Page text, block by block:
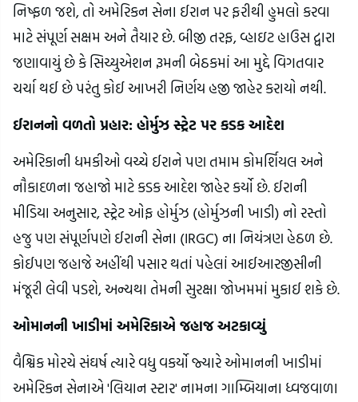
નિષ્ફળ જશે, તો અમેરિકન સેના ઈરાન પર ફરીથી હુમલો કરવા
માટે સંપૂર્ણ સક્ષમ અને તૈયાર છે. બીજી તરફ, વ્હાઇટ હાઉસ દ્વારા
જણાવાયું છે કે સિચ્યુએશન રૂમની બેઠકમાં આ મુદ્દે વિગતવાર
ચર્ચા થઈ છે પરંતુ કોઈ આખરી નિર્ણય હજી જાહેર કરાયો નથી.
ઈરાનનો વળતો પ્રહાર: હોર્મુઝ સ્ટ્રેટ પર કડક આદેશ
અમેરિકાની ધમકીઓ વચ્ચે ઈરાને પણ તમામ કોમર્શિયલ અને
નૌકાદળના જહાજો માટે કડક આદેશ જાહેર કર્યો છે. ઈરાની
મીડિયા અનુસાર, સ્ટ્રેટ ઓફ હોર્મુઝ (હોર્મુઝની ખાડી) નો રસ્તો
હજુ પણ સંપૂર્ણપણે ઈરાની સેના (IRGC) ના નિયંત્રણ હેઠળ છે.
કોઈપણ જહાજે અહીંથી પસાર થતાં પહેલાં આઈઆરજીસીની
મંજૂરી લેવી પડશે, અન્યથા તેમની સુરક્ષા જોખમમાં મુકાઈ શકે છે.
ઓમાનની ખાડીમાં અમેરિકાએ જહાજ અટકાવ્યું
વૈશ્વિક મોરચે સંઘર્ષ ત્યારે વધુ વકર્યો જ્યારે ઓમાનની ખાડીમાં
અમેરિકન સેનાએ 'લિયાન સ્ટાર' નામના ગામ્બિયાના ધ્વજવાળા